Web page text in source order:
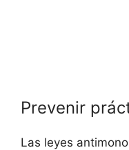
Prevenir
Las leyes